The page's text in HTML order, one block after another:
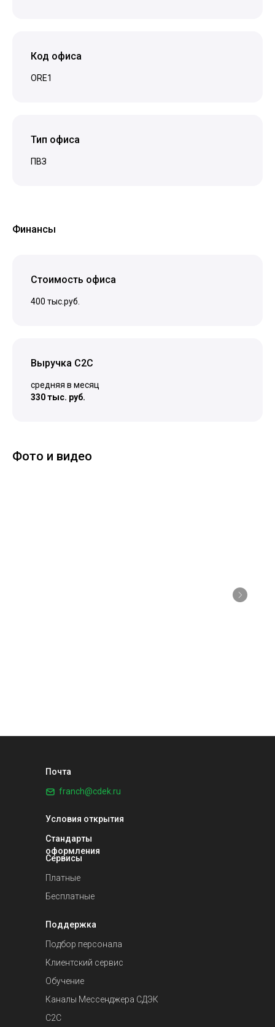
Код офиса
ORE1
Тип офиса
ПВЗ
Финансы
Стоимость офиса
400 тыс.руб.
Выручка C2C
средняя в месяц
330 тыс. руб.
Фото и видео
Условия открытия
Стандарты
оформления
Сервисы
Почта
franch@cdek.ru
Поддержка
Клиентский сервис
Обучение
С2С
Каналы Мессенджера СДЭК
Подбор персонала
Бесплатные
Платные